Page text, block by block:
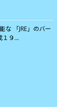
な 「JRE」のバー
１９...